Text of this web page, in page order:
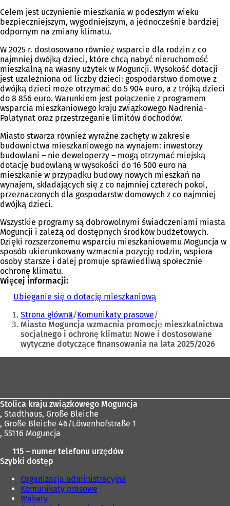
Celem jest uczynienie mieszkania w podeszłym wieku
bezpieczniejszym, wygodniejszym, a jednocześnie bardziej
odpornym na zmiany klimatu.
W 2025 r. dostosowano również wsparcie dla rodzin z co
najmniej dwójką dzieci, które chcą nabyć nieruchomość
mieszkalną na własny użytek w Moguncji. Wysokość dotacji
jest uzależniona od liczby dzieci: gospodarstwo domowe z
dwójką dzieci może otrzymać do 5 904 euro, a z trójką dzieci
do 8 856 euro. Warunkiem jest połączenie z programem
wsparcia mieszkaniowego kraju związkowego Nadrenia-
Palatynat oraz przestrzeganie limitów dochodów.
Miasto stwarza również wyraźne zachęty w zakresie
budownictwa mieszkaniowego na wynajem: inwestorzy
budowlani – nie deweloperzy – mogą otrzymać miejską
dotację budowlaną w wysokości do 16 500 euro na
mieszkanie w przypadku budowy nowych mieszkań na
wynajem, składających się z co najmniej czterech pokoi,
przeznaczonych dla gospodarstw domowych z co najmniej
dwójką dzieci.
Wszystkie programy są dobrowolnymi świadczeniami miasta
Moguncji i zależą od dostępnych środków budżetowych.
Dzięki rozszerzonemu wsparciu mieszkaniowemu Moguncja w
sposób ukierunkowany wzmacnia pozycję rodzin, wspiera
osoby starsze i dalej promuje sprawiedliwą społecznie
ochronę klimatu.
Więcej informacji:
Ubieganie się o dotację mieszkaniową(
t
w
i
e
r
Jesteś
tutaj:
Strona główna Komunikaty prasowe
Miasto Moguncja wzmacnia promocję mieszkalnictwa
socjalnego i ochronę klimatu: Nowe i dostosowane
wytyczne dotyczące finansowania na lata 2025/2026
Stolica kraju związkowego Moguncja
, Stadthaus, Große Bleiche
, Große Bleiche 46/Löwenhofstraße 1
, 55116 Moguncja
115 – numer telefonu urzędów
Szybki dostęp
Organizacja administracyjna
Komunikaty prasowe
Wakaty